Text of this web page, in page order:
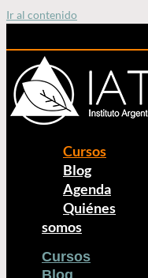
Ir al contenido
Cursos
Blog
Agenda
Quiénes
somos
Cursos
Blog